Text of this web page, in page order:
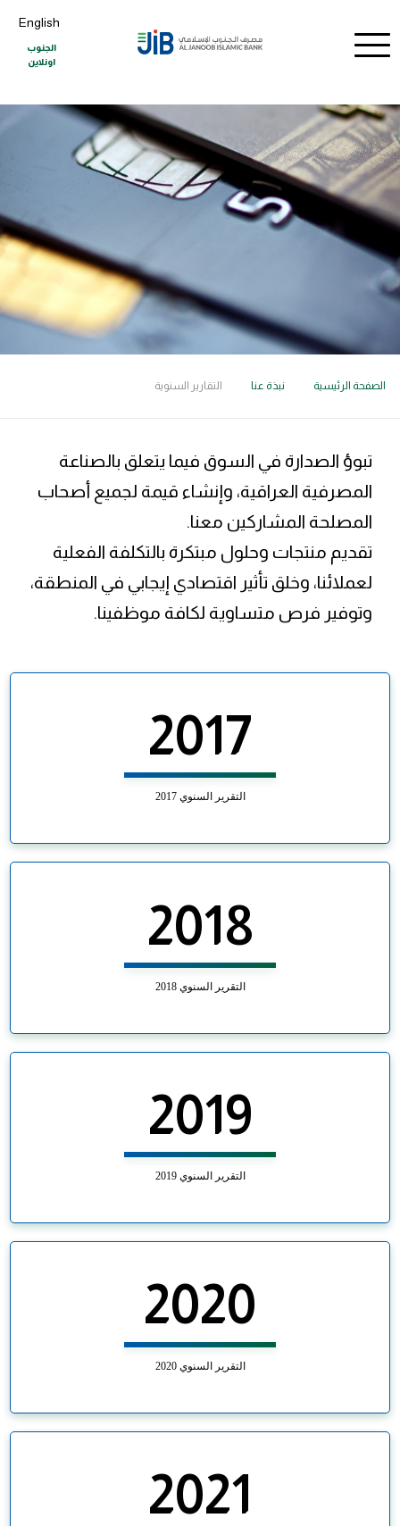
English
الجنوب
اونلاين
الصفحة الرئيسية نبذة عنا التقاریر السنوية
تبوؤ الصدارة في السوق فيما يتعلق بالصناعة
المصرفية العراقية، وإنشاء قيمة لجميع أصحاب
المصلحة المشاركين معنا.
تقديم منتجات وحلول مبتكرة بالتكلفة الفعلية
لعملائنا، وخلق تأثير اقتصادي إيجابي في المنطقة،
وتوفير فرص متساوية لكافة موظفينا.
2017
التقرير السنوي 2017
2018
التقرير السنوي 2018
2019
التقرير السنوي 2019
2020
التقرير السنوي 2020
2021